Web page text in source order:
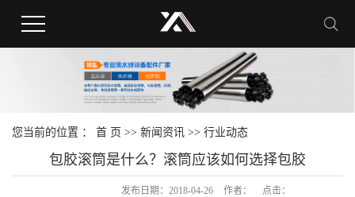
您当前的位置 ： 首 页 >> 新闻资讯 >> 行业动态
包胶滚筒是什么？滚筒应该如何选择包胶
发布日期： 2018-04-26 作者： 点击：